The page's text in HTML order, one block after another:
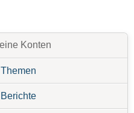
Konten